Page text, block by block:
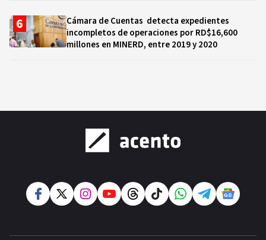
Cámara de Cuentas detecta expedientes
incompletos de operaciones por RD$16,600
millones en MINERD, entre 2019 y 2020